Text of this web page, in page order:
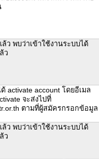
ว พบว่าเข้าใช้งานระบบได้
ว
activate account โดยอีเมล
จะส่งไปที่
ตามที่ผู้สมัครกรอกข้อมูล
ว พบว่าเข้าใช้งานระบบได้
ว